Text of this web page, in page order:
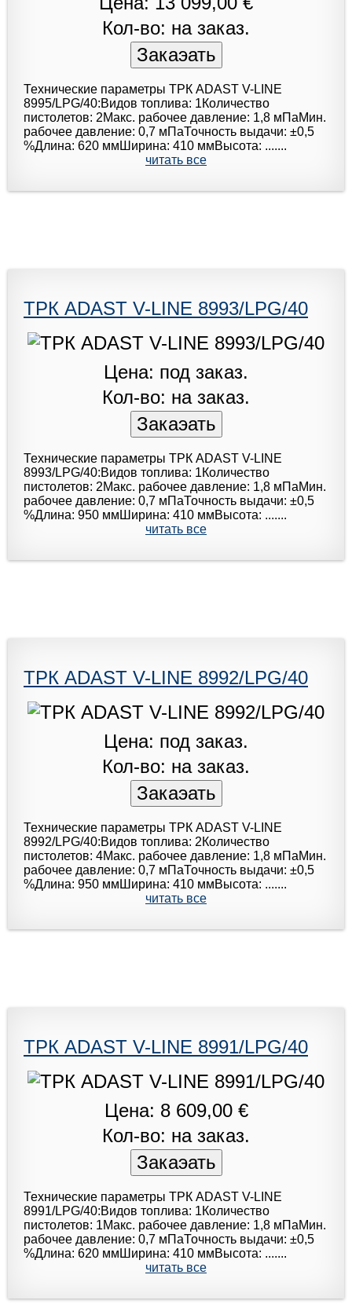
Кол-во: на заказ.
Технические параметры ТРК ADAST V-LINE
8995/LPG/40:Видов топлива: 1Количество
пистолетов: 2Макс. рабочее давление: 1,8 мПаМин.
рабочее давление: 0,7 мПаТочность выдачи: ±0,5
%Длина: 620 ммШирина: 410 ммВысота: .......
читать все
ТРК ADAST V-LINE 8993/LPG/40
Цена: под заказ.
Кол-во: на заказ.
Технические параметры ТРК ADAST V-LINE
8993/LPG/40:Видов топлива: 1Количество
пистолетов: 2Макс. рабочее давление: 1,8 мПаМин.
рабочее давление: 0,7 мПаТочность выдачи: ±0,5
%Длина: 950 ммШирина: 410 ммВысота: .......
читать все
ТРК ADAST V-LINE 8992/LPG/40
Цена: под заказ.
Кол-во: на заказ.
Технические параметры ТРК ADAST V-LINE
8992/LPG/40:Видов топлива: 2Количество
пистолетов: 4Макс. рабочее давление: 1,8 мПаМин.
рабочее давление: 0,7 мПаТочность выдачи: ±0,5
%Длина: 950 ммШирина: 410 ммВысота: .......
читать все
ТРК ADAST V-LINE 8991/LPG/40
Цена: 8 609,00 €
Кол-во: на заказ.
Технические параметры ТРК ADAST V-LINE
8991/LPG/40:Видов топлива: 1Количество
пистолетов: 1Макс. рабочее давление: 1,8 мПаМин.
рабочее давление: 0,7 мПаТочность выдачи: ±0,5
%Длина: 620 ммШирина: 410 ммВысота: .......
читать все